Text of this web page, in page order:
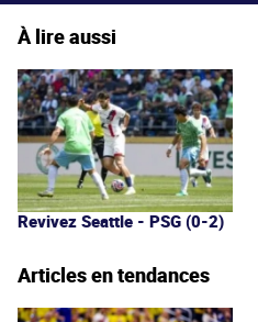
À lire aussi
Revivez Seattle - PSG (0-2)
Articles en tendances